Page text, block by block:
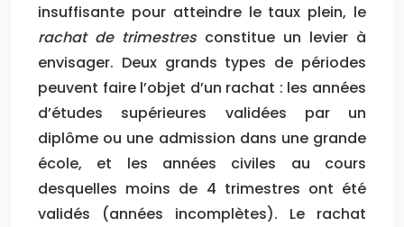
insuffisante pour atteindre le taux plein, le
rachat de trimestresconstitue un levier à
envisager. Deux grands types de périodes
peuvent faire l’objet d’un rachat : les années
d’études supérieures validées par un
diplôme ou une admission dans une grande
école, et les années civiles au cours
desquelles moins de 4 trimestres ont été
validés (années incomplètes). Le rachat